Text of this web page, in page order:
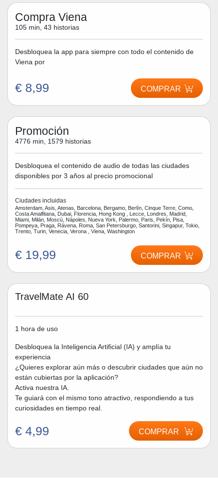
Compra Viena
105 min, 43 historias
Desbloquea la app para siempre con todo el contenido de
Viena por
€ 8,99 COMPRAR
Promoción
4776 min, 1579 historias
Desbloquea el contenido de audio de todas las ciudades
disponibles por 3 años al precio promocional
Ciudades incluidas
Amsterdam, Asis, Atenas, Barcelona, Bergamo, Berlín, Cinque Terre, Como,
Costa Amalfitana, Dubai, Florencia, Hong Kong , Lecce, Londres, Madrid,
Miami, Milán, Moscù, Nápoles, Nueva York, Palermo, Paris, Pekín, Pisa,
Pompeya, Praga, Rávena, Roma, San Petersburgo, Santorini, Singapur, Tokio,
Trento, Turin, Venecia, Verona , Viena, Washington
€ 19,99 COMPRAR
TravelMate AI 60
1 hora de uso
Desbloquea la Inteligencia Artificial (IA) y amplía tu
experiencia
¿Quieres explorar aún más o descubrir ciudades que aún no
están cubiertas por la aplicación?
Activa nuestra IA.
Te guiará con el mismo tono atractivo, respondiendo a tus
curiosidades en tiempo real.
€ 4,99 COMPRAR